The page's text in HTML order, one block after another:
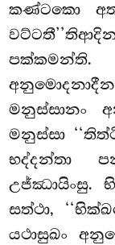
කණ්ටකො
මනුස්සානං
මනුස්සා
භද්දන්තා
උජ්ඣායිංසු.
සත්ථා,
යථාසුඛං